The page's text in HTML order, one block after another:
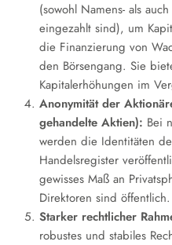
(sowohl Namens- als
eingezahlt sind), um
die Finanzierung von
den Börsengang. Sie
Kapitalerhöhungen im
Anonymität der
gehandelte Aktien): Bei
werden die Identitäten
Handelsregister
gewisses Maß an
Direktoren sind öffentlich.
Starker rechtlicher
robustes und stabiles